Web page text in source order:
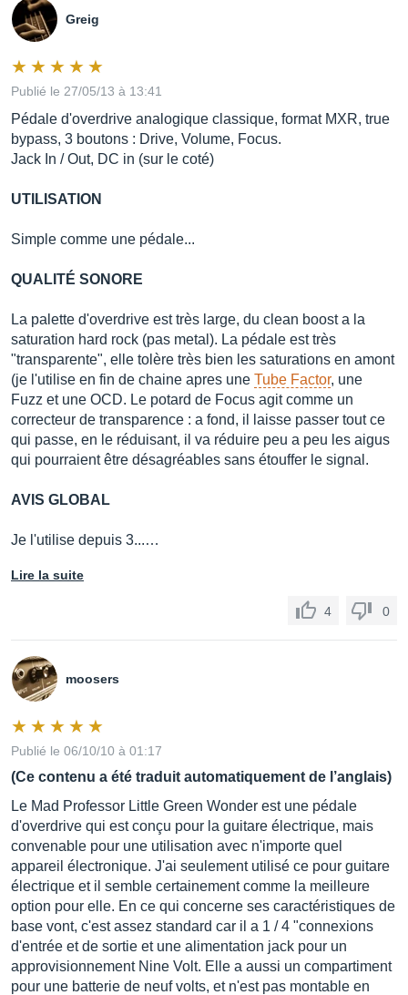
Greig
Publié le 27/05/13 à 13:41
Pédale d'overdrive analogique classique, format MXR, true
bypass, 3 boutons : Drive, Volume, Focus.
Jack In / Out, DC in (sur le coté)
UTILISATION
Simple comme une pédale...
QUALITÉ SONORE
La palette d'overdrive est très large, du clean boost a la
saturation hard rock (pas metal). La pédale est très
"transparente", elle tolère très bien les saturations en amont
(je l'utilise en fin de chaine apres une Tube Factor, une
Fuzz et une OCD. Le potard de Focus agit comme un
correcteur de transparence : a fond, il laisse passer tout ce
qui passe, en le réduisant, il va réduire peu a peu les aigus
qui pourraient être désagréables sans étouffer le signal.
AVIS GLOBAL
Je l'utilise depuis 3...…
Lire la suite
4 0
moosers
Publié le 06/10/10 à 01:17
(Ce contenu a été traduit automatiquement de l’anglais)
Le Mad Professor Little Green Wonder est une pédale
d'overdrive qui est conçu pour la guitare électrique, mais
convenable pour une utilisation avec n'importe quel
appareil électronique. J'ai seulement utilisé ce pour guitare
électrique et il semble certainement comme la meilleure
option pour elle. En ce qui concerne ses caractéristiques de
base vont, c'est assez standard car il a 1 / 4 "connexions
d'entrée et de sortie et une alimentation jack pour un
approvisionnement Nine Volt. Elle a aussi un compartiment
pour une batterie de neuf volts, et n'est pas montable en